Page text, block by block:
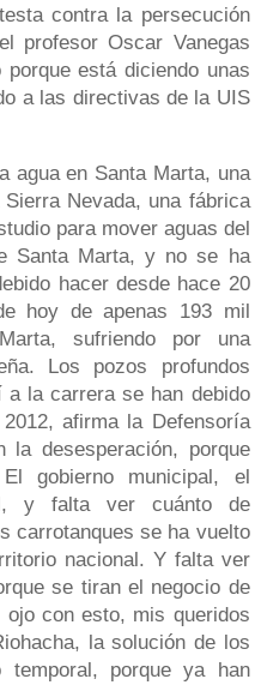
contra la persecución
profesor Oscar Vanegas
está diciendo unas
a las directivas de la UIS
agua en Santa Marta, una
Nevada, una fábrica
para mover aguas del
Santa Marta, y no se ha
hacer desde hace 20
hoy de apenas 193 mil
sufriendo por una
Los pozos profundos
la carrera se han debido
afirma la Defensoría
la desesperación, porque
gobierno municipal, el
y falta ver cuánto de
carrotanques se ha vuelto
nacional. Y falta ver
se tiran el negocio de
con esto, mis queridos
la solución de los
temporal, porque ya han